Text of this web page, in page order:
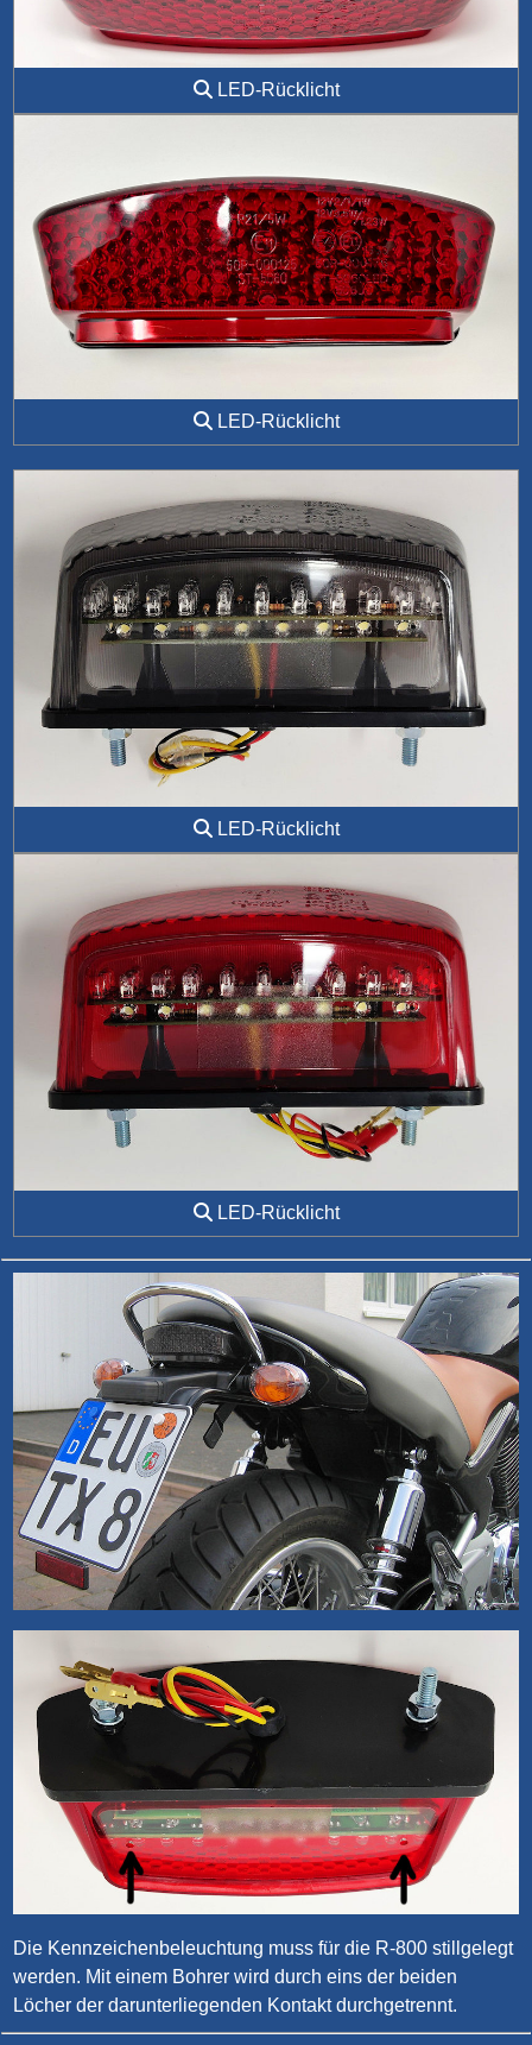
LED-Rücklicht
LED-Rücklicht
LED-Rücklicht
LED-Rücklicht
Die Kennzeichenbeleuchtung muss für die R-800 stillgelegt
werden. Mit einem Bohrer wird durch eins der beiden
Löcher der darunterliegenden Kontakt durchgetrennt.